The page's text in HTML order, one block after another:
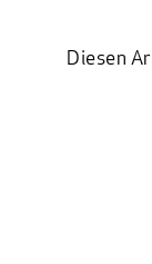
Diesen